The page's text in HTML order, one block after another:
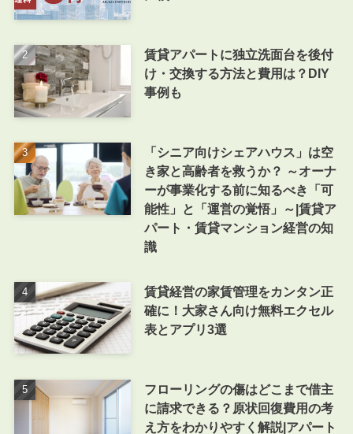
賃貸アパートに独立洗面台を後付
け・交換する方法と費用は？DIY
事例も
「シニア向けシェアハウス」は空
き家と高齢者を救うか？ ～オーナ
ーが事業化する前に知るべき「可
能性」と「運営の覚悟」～|賃貸ア
パート・賃貸マンション経営の知
識
賃貸経営の家賃管理をカンタン正
確に！大家さん向け無料エクセル
表とアプリ3選
フローリングの傷はどこまで借主
に請求できる？原状回復費用の考
え方をわかりやすく解説|アパート